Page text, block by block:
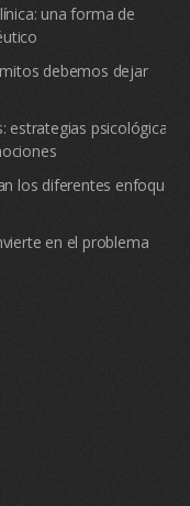
una forma de
debemos dejar
psicológicas
los diferentes enfoques
en el problema